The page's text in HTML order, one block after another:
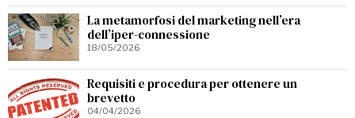
La metamorfosi del marketing nell’era
dell’iper-connessione
18/05/2026
Requisiti e procedura per ottenere un
brevetto
04/04/2026